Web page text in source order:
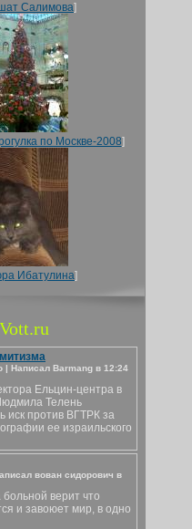
Салимова]
по Москве-2008]
Ибатулина]
Vott.ru
| Написал Barmang в 12:24
Ельцин-центра в
Телень
иск против ВГТРК за
ее израильского
вован сидорович в
больной верит что
и завоюет мир, в одно